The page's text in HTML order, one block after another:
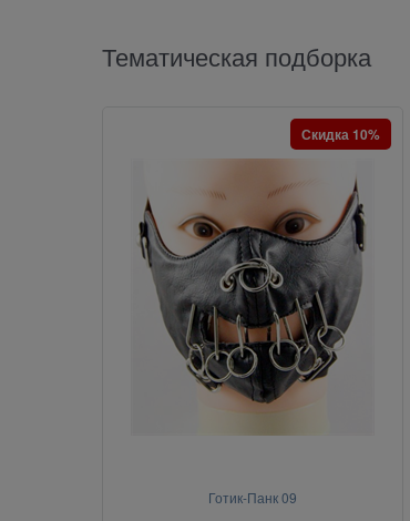
Тематическая подборка
Готик-Панк 09
Скидка 10%